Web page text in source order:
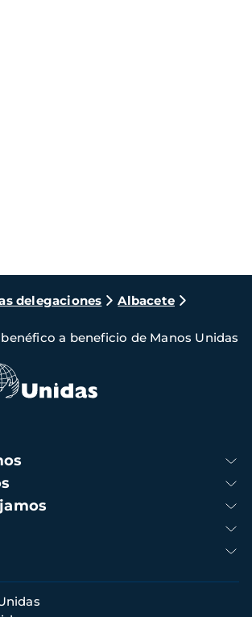
delegaciones
Albacete
a beneficio de Manos Unidas